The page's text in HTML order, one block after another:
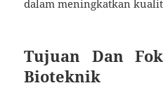
dalam meningkatkan
Tujuan Dan
Bioteknik